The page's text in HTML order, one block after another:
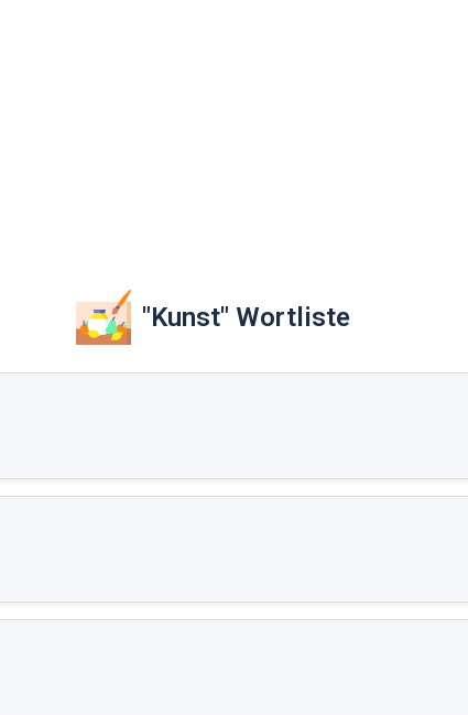
"Kunst" Wortliste